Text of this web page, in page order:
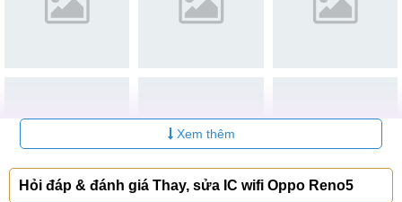
Địa chỉ sửa ic Wifi Oppo Reno5 uy tín, chất lượng
Xem thêm
Hỏi đáp & đánh giá Thay, sửa IC wifi Oppo Reno5